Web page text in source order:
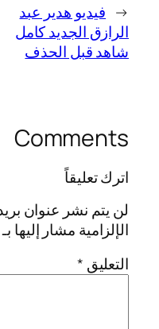
← فيديو هدير عبد
الرازق الجديد كامل
شاهد قبل الحذف
Comments
اترك تعليقاً
لن يتم نشر عنوان
الإلزامية مشار إليها بـ
التعليق *